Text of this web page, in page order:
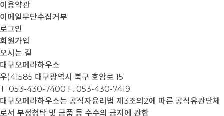
이용약관
이메일무단수집거부
로그인
회원가입
오시는 길
대구오페라하우스
우)41585 대구광역시 북구 호암로 15
T. 053-430-7400 F. 053-430-7419
대구오페라하우스는 공직자윤리법 제3조의2에 따른 공직유관단체
로서 부정청탁 및 금품 등 수수의 금지에 관한